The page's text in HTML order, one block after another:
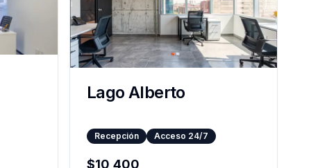
Lago Alberto
Recepción Acceso 24/7
$10,400